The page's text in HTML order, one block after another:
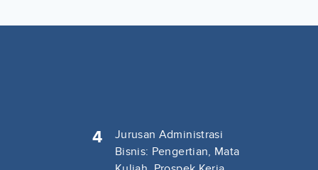
4
Jurusan Administrasi
Bisnis: Pengertian, Mata